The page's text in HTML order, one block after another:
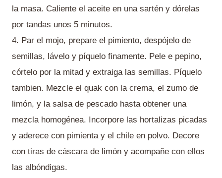
la masa. Caliente el aceite en una sartén y dórelas
por tandas unos 5 minutos.
4. Par el mojo, prepare el pimiento, despójelo de
semillas, lávelo y píquelo finamente. Pele e pepino,
córtelo por la mitad y extraiga las semillas. Píquelo
tambien. Mezcle el quak con la crema, el zumo de
limón, y la salsa de pescado hasta obtener una
mezcla homogénea. Incorpore las hortalizas picadas
y aderece con pimienta y el chile en polvo. Decore
con tiras de cáscara de limón y acompañe con ellos
las albóndigas.